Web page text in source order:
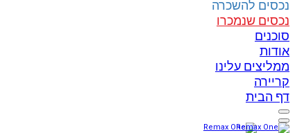
נכסים להשכרה
נכסים שנמכרו
סוכנים
אודות
ממליצים עלינו
קריירה
דף הבית